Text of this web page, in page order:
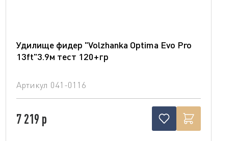
Удилище фидер "Volzhanka Optima Evo Pro
13ft"3.9м тест 120+гр
Артикул 041-0116
7 219 р